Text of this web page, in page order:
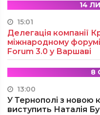
14
15:01
Делегація компанії
міжнародному
Forum 3.0 у Варшаві
8
13:00
У Тернополі з новою
виступить Наталія